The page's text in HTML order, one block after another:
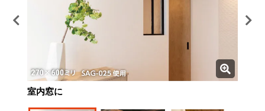
室内窓に
店舗のパーテーションに
室内のドア窓に
窓ガラスに